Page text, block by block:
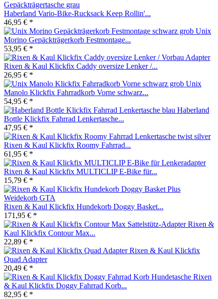
Haberland Vario-Bike-Rucksack Keep Rollin'...
46,95 € *
Unix
Morino Gepäckträgerkorb Festmontage...
53,95 € *
Rixen & Kaul Klickfix Caddy oversize Lenker /...
26,95 € *
Unix
Manolo Klickfix Fahrradkorb Vorne schwarz...
54,95 € *
Haberland
Bottle Klickfix Fahrrad Lenkertasche...
47,95 € *
Rixen & Kaul Klickfix Roomy Fahrrad...
61,95 € *
Rixen & Kaul Klickfix MULTICLIP E-Bike für...
15,79 € *
Rixen & Kaul Klickfix Hundekorb Doggy Basket...
171,95 € *
Rixen &
Kaul Klickfix Contour Max...
22,89 € *
Rixen & Kaul Klickfix
Quad Adapter
20,49 € *
Rixen
& Kaul Klickfix Doggy Fahrrad Korb...
82,95 € *